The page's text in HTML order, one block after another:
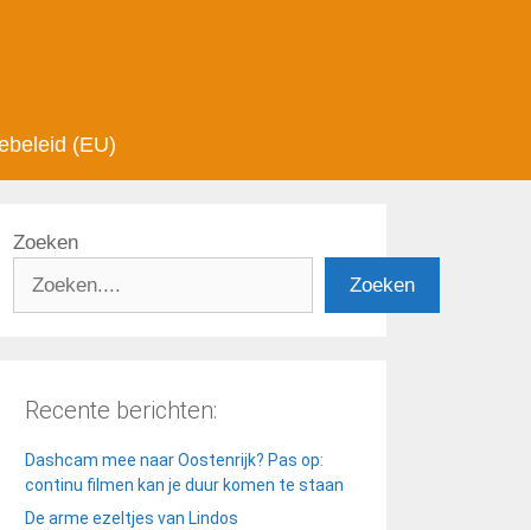
(EU)
Zoeken
Zoeken
Recente berichten:
Dashcam mee naar Oostenrijk? Pas op:
continu filmen kan je duur komen te staan
De arme ezeltjes van Lindos